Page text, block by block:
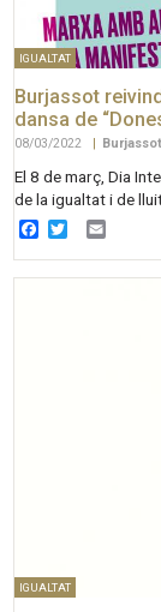
IGUALTAT
Burjassot
dansa de
08/03/2022 | Burjassot
El 8 de març, Dia
de la igualtat i de
Facebook
Twitter
IGUALTAT